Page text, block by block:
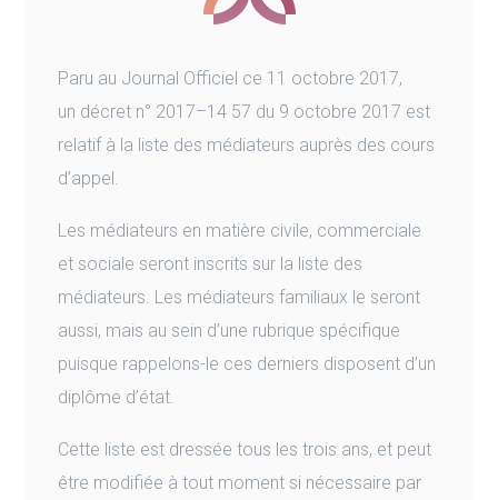
Paru au Journal Officiel ce 11 octobre 2017,
un décret n° 2017–14 57 du 9 octobre 2017 est
relatif à la liste des médiateurs auprès des cours
d’appel.
Les médiateurs en matière civile, commerciale
et sociale seront inscrits sur la liste des
médiateurs. Les médiateurs familiaux le seront
aussi, mais au sein d’une rubrique spécifique
puisque rappelons-le ces derniers disposent d’un
diplôme d’état.
Cette liste est dressée tous les trois ans, et peut
être modifiée à tout moment si nécessaire par